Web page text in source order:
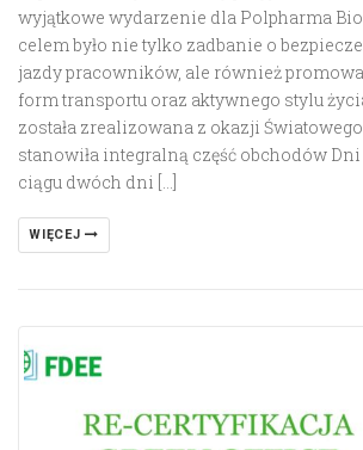
wyjątkowe wydarzenie dla Polpharma
celem było nie tylko zadbanie o
jazdy pracowników, ale również
form transportu oraz aktywnego stylu
została zrealizowana z okazji
stanowiła integralną część obchodów
ciągu dwóch dni […]
WIĘCEJ